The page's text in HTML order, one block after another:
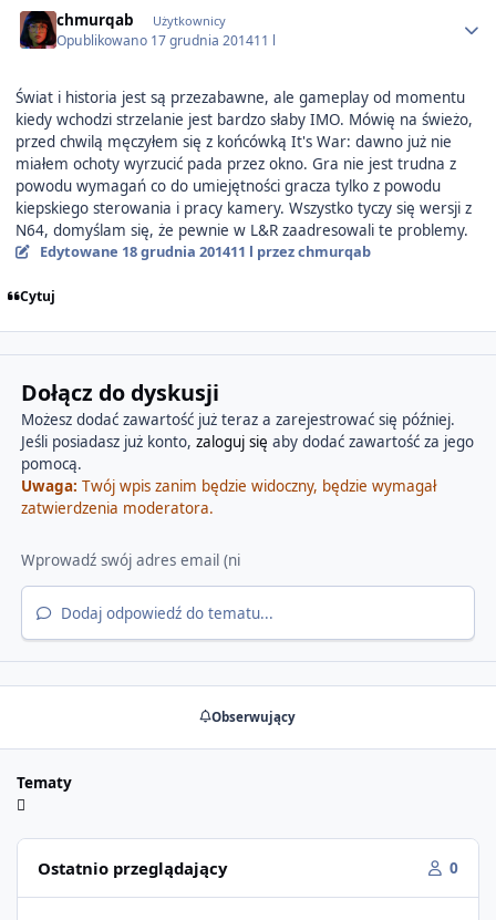
chmurqab Użytkownicy
Opublikowano 17 grudnia 201411 l
Świat i historia jest są przezabawne, ale gameplay od momentu
kiedy wchodzi strzelanie jest bardzo słaby IMO. Mówię na świeżo,
przed chwilą męczyłem się z końcówką It's War: dawno już nie
miałem ochoty wyrzucić pada przez okno. Gra nie jest trudna z
powodu wymagań co do umiejętności gracza tylko z powodu
kiepskiego sterowania i pracy kamery. Wszystko tyczy się wersji z
N64, domyślam się, że pewnie w L&R zaadresowali te problemy.
Edytowane 18 grudnia 201411 l przez chmurqab
Cytuj
Dołącz do dyskusji
Możesz dodać zawartość już teraz a zarejestrować się później.
Jeśli posiadasz już konto, zaloguj się aby dodać zawartość za jego
pomocą.
Uwaga: Twój wpis zanim będzie widoczny, będzie wymagał
zatwierdzenia moderatora.
Dodaj odpowiedź do tematu...
Obserwujący
Tematy
Ostatnio przeglądający 0